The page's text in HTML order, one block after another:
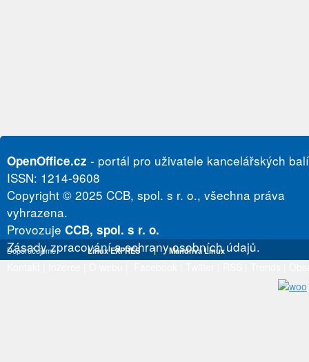
OpenOffice.cz - portál pro uživatele kancelářských
ISSN: 1214-9608
Copyright © 2025 CCB, spol. s r. o., všechna práva
vyhrazena.
Provozuje CCB, spol. s r. o.
Zásady zpracování a ochrany osobních údajů.
Doporučujeme Linux EXPRES | Mandriva Linux